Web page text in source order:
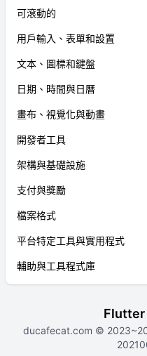
可滾動的
用戶輸入、表單和設置
文本、圖標和鍵盤
日期、時間與日曆
畫布、視覺化與動畫
開發者工具
架構與基礎設施
支付與獎勵
檔案格式
平台特定工具與實用程式
輔助與工具程式庫
Flutter
ducafecat.com ©